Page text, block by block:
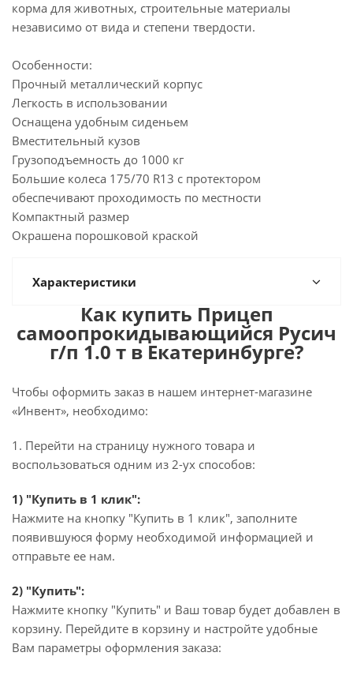
корма для животных, строительные материалы
независимо от вида и степени твердости.
Особенности:
Прочный металлический корпус
Легкость в использовании
Оснащена удобным сиденьем
Вместительный кузов
Грузоподъемность до 1000 кг
Большие колеса 175/70 R13 с протектором
обеспечивают проходимость по местности
Компактный размер
Окрашена порошковой краской
Характеристики
Как купить Прицеп
самоопрокидывающийся Русич
г/п 1.0 т в Екатеринбурге?
Чтобы оформить заказ в нашем интернет-магазине
«Инвент», необходимо:
1. Перейти на страницу нужного товара и
воспользоваться одним из 2-ух способов:
1) "Купить в 1 клик":
Нажмите на кнопку "Купить в 1 клик", заполните
появившуюся форму необходимой информацией и
отправьте ее нам.
2) "Купить":
Нажмите кнопку "Купить" и Ваш товар будет добавлен в
корзину. Перейдите в корзину и настройте удобные
Вам параметры оформления заказа: